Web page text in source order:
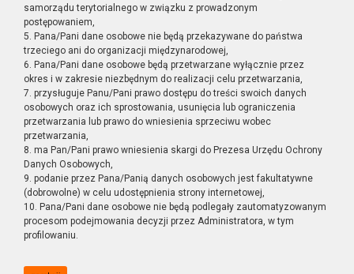
samorządu terytorialnego w związku z prowadzonym
postępowaniem,
5. Pana/Pani dane osobowe nie będą przekazywane do państwa
trzeciego ani do organizacji międzynarodowej,
6. Pana/Pani dane osobowe będą przetwarzane wyłącznie przez
okres i w zakresie niezbędnym do realizacji celu przetwarzania,
7. przysługuje Panu/Pani prawo dostępu do treści swoich danych
osobowych oraz ich sprostowania, usunięcia lub ograniczenia
przetwarzania lub prawo do wniesienia sprzeciwu wobec
przetwarzania,
8. ma Pan/Pani prawo wniesienia skargi do Prezesa Urzędu Ochrony
Danych Osobowych,
9. podanie przez Pana/Panią danych osobowych jest fakultatywne
(dobrowolne) w celu udostępnienia strony internetowej,
10. Pana/Pani dane osobowe nie będą podlegały zautomatyzowanym
procesom podejmowania decyzji przez Administratora, w tym
profilowaniu.